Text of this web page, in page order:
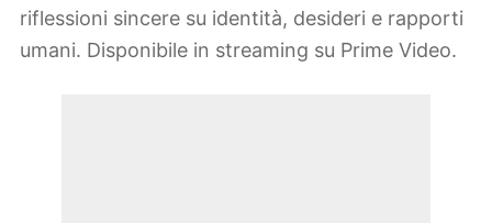
riflessioni sincere su identità, desideri e rapporti
umani. Disponibile in streaming su Prime Video.